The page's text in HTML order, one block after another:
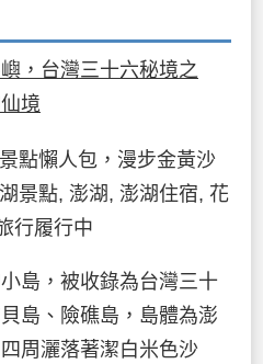
，台灣三十六秘境之
境
島，被收錄為台灣三十
島、險礁島，島體為澎
周灑落著潔白米色沙